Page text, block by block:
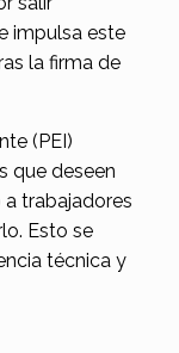
impulsa este
la firma de
(PEI)
que deseen
trabajadores
Esto se
técnica y